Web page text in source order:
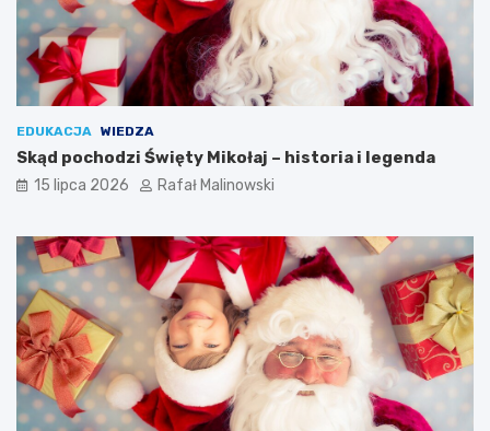
EDUKACJA WIEDZA
Skąd pochodzi Święty Mikołaj – historia i legenda
15 lipca 2026 Rafał Malinowski